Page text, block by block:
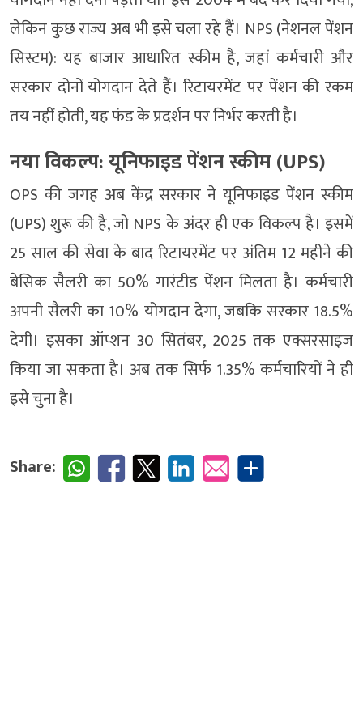
लेकिन कुछ राज्य अब भी इसे चला रहे हैं। NPS (नेशनल पेंशन
सिस्टम): यह बाजार आधारित स्कीम है, जहां कर्मचारी और
सरकार दोनों योगदान देते हैं। रिटायरमेंट पर पेंशन की रकम
तय नहीं होती, यह फंड के प्रदर्शन पर निर्भर करती है।
नया विकल्प: यूनिफाइड पेंशन स्कीम (UPS)
OPS की जगह अब केंद्र सरकार ने यूनिफाइड पेंशन स्कीम
(UPS) शुरू की है, जो NPS के अंदर ही एक विकल्प है। इसमें
25 साल की सेवा के बाद रिटायरमेंट पर अंतिम 12 महीने की
बेसिक सैलरी का 50% गारंटीड पेंशन मिलता है। कर्मचारी
अपनी सैलरी का 10% योगदान देगा, जबकि सरकार 18.5%
देगी। इसका ऑप्शन 30 सितंबर, 2025 तक एक्सरसाइज
किया जा सकता है। अब तक सिर्फ 1.35% कर्मचारियों ने ही
इसे चुना है।
Share: